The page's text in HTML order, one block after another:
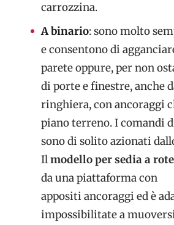
carrozzina.
A binario:sono molto
e consentono di
parete oppure, per non
di porte e finestre, anche
ringhiera, con ancoraggi
piano terreno. I comandi
sono di solito azionati
Ilmodello per sedia a
da una piattaforma con
appositi ancoraggi ed è
impossibilitate a